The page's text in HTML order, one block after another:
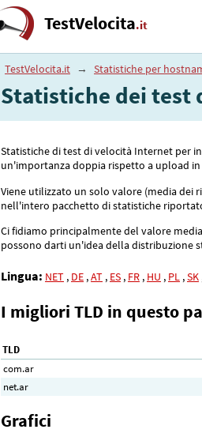
TestVelocita.it
TestVelocita.it → Statistiche per
Statistiche dei test
Statistiche di test di velocità Internet per
un'importanza doppia rispetto a upload
Viene utilizzato un solo valore (media dei
nell'intero pacchetto di statistiche
Ci fidiamo principalmente del valore
possono darti un'idea della distribuzione
Lingua: NET , DE ,AT , ES , FR , HU , PL ,SK
I migliori TLD in questo
TLD
com.ar
net.ar
Grafici